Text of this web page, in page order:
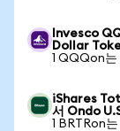
Invesco
Dollar
1 QQQon
iShares
서 Ondo
1 BRTRon